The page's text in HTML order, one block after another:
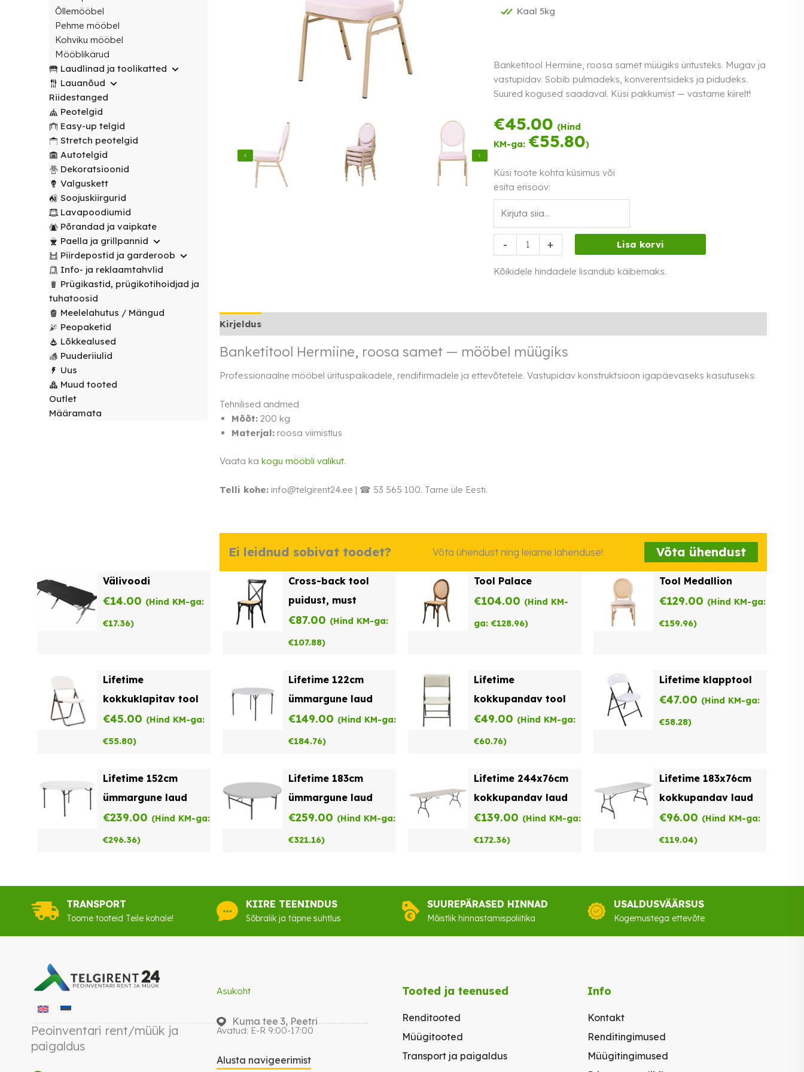
Peomööbel
Laudlinad
toolikatted
Ümmargused
laudlinad
Kandilised
Toolikatted
Servjetid ja
kaunistused
Valgustus
Valguskett POPULAARNE
Lauanõud
Lavapoodiumid
Mängud ja
meelelahutus
Muud
renditooted
Peopaketid
Prügikastid
lähemalt
Peomööbel
transpordikärud
Laudlinad
toolikatted
Ümmargused
laudlinad
Kandilised
Toolikatted
Prügikastid
Riidestanged
Meelelahutus
PuuderiiulidÕllemööbel
Pehme mööbel
Kohviku mööbel
Mööblikärud
Laudlinad ja toolikatted
Lauanõud
Riidestanged
Peotelgid
Easy-up telgid
Stretch peotelgid
Autotelgid
Dekoratsioonid
Valguskett
Soojuskiirgurid
Lavapoodiumid
Põrandad ja vaipkate
Paella ja grillpannid
Piirdepostid ja garderoob
Info- ja reklaamtahvlid
Prügikastid, prügikotihoidjad ja
tuhatoosid
Meelelahutus / Mängud
Peopaketid
Lõkkealused
Puuderiiulid
Uus
Muud tooted
Outlet
Määramata
Kaal 5kg
Banketitool Hermiine, roosa samet müügiks üritusteks. Mugav ja
vastupidav. Sobib pulmadeks, konverentsideks ja pidudeks.
Suured kogused saadaval. Küsi pakkumist — vastame kiirelt!
€45.00 (Hind
KM-ga: €55.80)
Küsi toote kohta küsimus või
esita erisoov:
-
Banketitool
Hermiine,
roosa
+ Lisa korvi
Kõikidele hindadele lisandub käibemaks.
Kirjeldus
Banketitool Hermiine, roosa samet — mööbel müügiks
Professionaalne mööbel ürituspaikadele, rendifirmadele ja ettevõtetele. Vastupidav konstruktsioon igapäevaseks kasutuseks.
Tehnilised andmed
Mõõt: 200 kg
Materjal: roosa viimistlus
Vaata ka kogu mööbli valikut.
Telli kohe: info@telgirent24.ee | ☎ 53 565 100. Tarne üle Eesti.
Ei leidnud sobivat toodet? Võta ühendust ning leiame lahenduse! Võta ühendust
Välivoodi
€14.00 (Hind KM-ga:
€17.36)
Cross-back tool
puidust, must
€87.00 (Hind KM-ga:
€107.88)
Tool Palace
€104.00 (Hind KM-
ga: €128.96)
Tool Medallion
€129.00 (Hind KM-ga:
€159.96)
Lifetime
kokkuklapitav tool
€45.00 (Hind KM-ga:
€55.80)
Lifetime 122cm
ümmargune laud
€149.00 (Hind KM-ga:
€184.76)
Lifetime
kokkupandav tool
€49.00 (Hind KM-ga:
€60.76)
Lifetime klapptool
€47.00 (Hind KM-ga:
€58.28)
Lifetime 152cm
ümmargune laud
€239.00 (Hind KM-ga:
€296.36)
Lifetime 183cm
ümmargune laud
€259.00 (Hind KM-ga:
€321.16)
Lifetime 244x76cm
kokkupandav laud
€139.00 (Hind KM-ga:
€172.36)
Lifetime 183x76cm
kokkupandav laud
€96.00 (Hind KM-ga:
€119.04)
TRANSPORT
Toome tooteid Teile kohale!
KIIRE TEENINDUS
Sõbralik ja täpne suhtlus
SUUREPÄRASED HINNAD
Mõistlik hinnastamispoliitika
USALDUSVÄÄRSUS
Kogemustega ettevõte
Peoinventari rent/müük ja
paigaldus
Asukoht
Kuma tee 3, Peetri
Avatud: E-R 9:00-17:00
Alusta navigeerimist
Tooted ja teenused
Renditooted
Müügitooted
Transport ja paigaldus
Info
Kontakt
Renditingimused
Müügitingimused